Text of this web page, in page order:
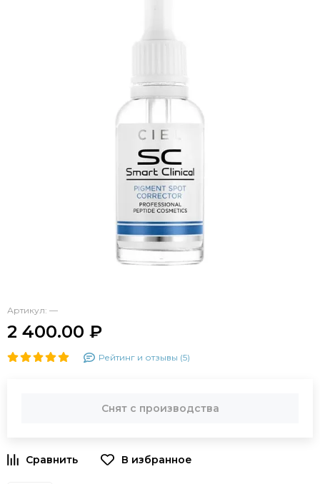
Артикул: —
2 400.00 ₽
Рейтинг и отзывы (5)
Снят с производства